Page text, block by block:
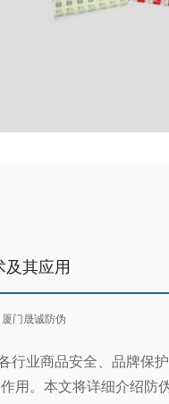
及其应用
门晟诚防伪
业商品安全、品牌保
用。本文将详细介绍防